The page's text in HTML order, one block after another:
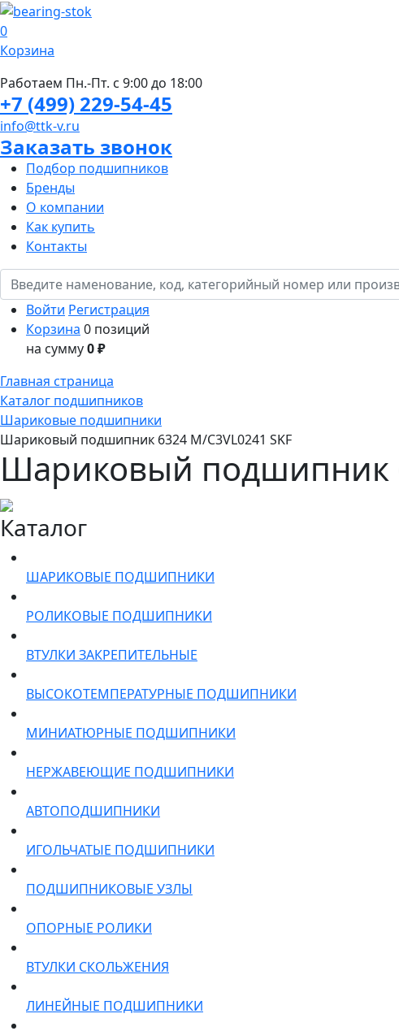
0
Корзина
Работаем Пн.-Пт. с 9:00 до 18:00
+7 (499) 229-54-45
info@ttk-v.ru
Заказать звонок
Подбор подшипников
Бренды
О компании
Как купить
Контакты
Войти Регистрация
Корзина 0 позиций
на сумму0 ₽
Главная страница
Каталог подшипников
Шариковые подшипники
Шариковый подшипник 6324 M/C3VL0241 SKF
Шариковый подшипник
Каталог
ШАРИКОВЫЕ ПОДШИПНИКИ
РОЛИКОВЫЕ ПОДШИПНИКИ
ВТУЛКИ ЗАКРЕПИТЕЛЬНЫЕ
ВЫСОКОТЕМПЕРАТУРНЫЕ ПОДШИПНИКИ
МИНИАТЮРНЫЕ ПОДШИПНИКИ
НЕРЖАВЕЮЩИЕ ПОДШИПНИКИ
АВТОПОДШИПНИКИ
ИГОЛЬЧАТЫЕ ПОДШИПНИКИ
ПОДШИПНИКОВЫЕ УЗЛЫ
ОПОРНЫЕ РОЛИКИ
ВТУЛКИ СКОЛЬЖЕНИЯ
ЛИНЕЙНЫЕ ПОДШИПНИКИ